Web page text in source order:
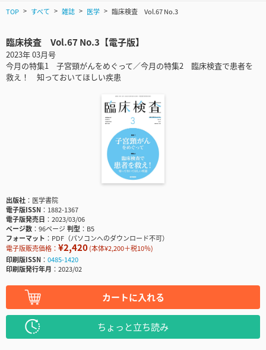
TOP すべて 雑誌 医学 臨床検査 Vol.67 No.3
臨床検査 Vol.67 No.3【電子版】
2023年 03月号
今月の特集1 子宮頸がんをめぐって／今月の特集2 臨床検査で患者を
救え！ 知っておいてほしい疾患
出版社
医学書院
電子版ISSN
1882-1367
電子版発売日
2023/03/06
ページ数
96ページ判型
B5
フォーマット
PDF（パソコンへのダウンロード不可）
電子版販売価格： ¥2,420(本体¥2,200＋税10％)
印刷版ISSN
0485-1420
印刷版発行年月
2023/02
カートに入れる
ちょっと立ち読み